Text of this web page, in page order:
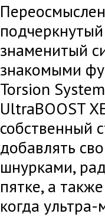
знаменитый
знакомыми
Torsion
UltraBOOST
собственный
добавлять
шнурками,
пятке, а
когда